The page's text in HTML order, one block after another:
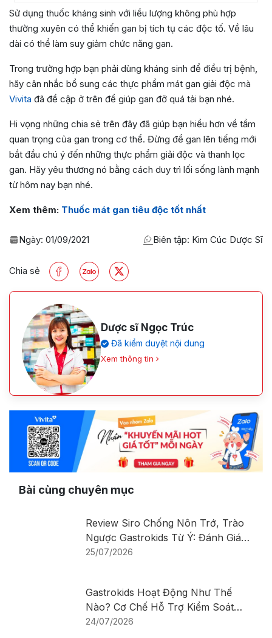
Sử dụng thuốc kháng sinh với liều lượng không phù hợp
thường xuyên có thể khiến gan bị tích tụ các độc tố. Về lâu
dài có thể làm suy giảm chức năng gan.
Trong trường hợp bạn phải dùng kháng sinh để điều trị bệnh,
hãy cân nhắc bổ sung các thực phẩm mát gan giải độc mà
Vivita đã đề cập ở trên để giúp gan đỡ quá tải bạn nhé.
Hi vọng những chia sẻ trên đây đã giúp bạn hiểu hơn về tầm
quan trọng của gan trong cơ thể. Đừng để gan lên tiếng mới
bắt đầu chú ý đến những thực phẩm giải độc và thanh lọc
gan. Hãy yêu thương nó bằng cách duy trì lối sống lành mạnh
từ hôm nay bạn nhé.
Xem thêm: Thuốc mát gan tiêu độc tốt nhất
Ngày: 01/09/2021 Biên tập: Kim Cúc Dược Sĩ
Chia sẻ
Dược sĩ Ngọc Trúc
Đã kiểm duyệt nội dung
Xem thông tin
Bài cùng chuyên mục
Review Siro Chống Nôn Trớ, Trào
Ngược Gastrokids Từ Ý: Đánh Giá
Chi Tiết Sản Phẩm
25/07/2026
Gastrokids Hoạt Động Như Thế
Nào? Cơ Chế Hỗ Trợ Kiểm Soát
Nôn Trớ, Trào Ngược Ở Trẻ Sơ
24/07/2026